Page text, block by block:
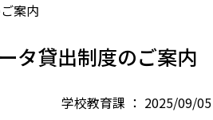
案内
タ貸出制度のご案内
学校教育課 ： 2025/09/05